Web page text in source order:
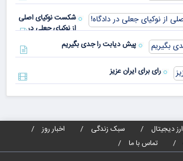
شکست نوکیای اصلی
از نوکیای جعلی در
دادگاه!
پیش دیابت را جدی بگیریم
رای برای ایران عزیز
ارز دیجیتال سبک زندگی
اخبار روز
تماس با ما